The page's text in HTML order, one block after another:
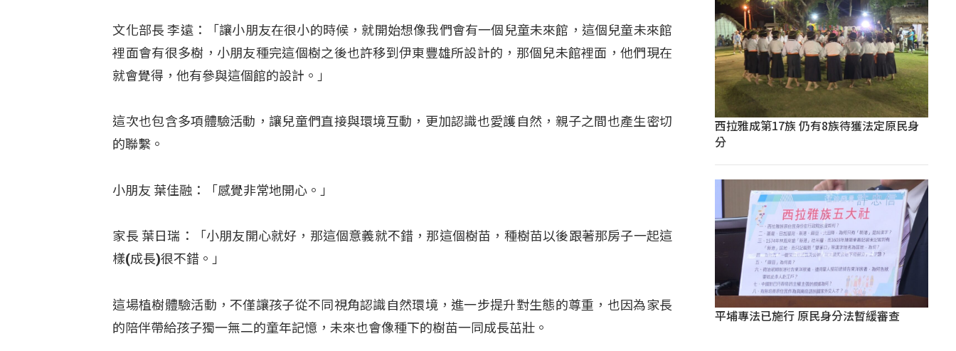
文化部長 李遠：「讓小朋友在很小的時候，就開始想像我們會有一個兒童未來館，這個兒童未來館
裡面會有很多樹，小朋友種完這個樹之後也許移到伊東豐雄所設計的，那個兒未館裡面，他們現在
就會覺得，他有參與這個館的設計。」
這次也包含多項體驗活動，讓兒童們直接與環境互動，更加認識也愛護自然，親子之間也產生密切
的聯繫。
小朋友 葉佳融：「感覺非常地開心。」
家長 葉日瑞：「小朋友開心就好，那這個意義就不錯，那這個樹苗，種樹苗以後跟著那房子一起這
樣(成長)很不錯。」
這場植樹體驗活動，不僅讓孩子從不同視角認識自然環境，進一步提升對生態的尊重，也因為家長
的陪伴帶給孩子獨一無二的童年記憶，未來也會像種下的樹苗一同成長茁壯。
西拉雅成第17族 仍有8族待獲法定原民身
分
平埔專法已施行 原民身分法暫緩審查